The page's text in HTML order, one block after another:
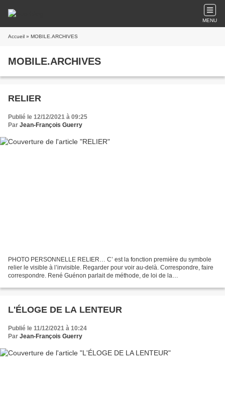
MENU
Accueil » MOBILE.ARCHIVES
MOBILE.ARCHIVES
RELIER
Publié le 12/12/2021 à 09:25
Par Jean-François Guerry
PHOTO PERSONNELLE RELIER… C’ est la fonction première du symbole
relier le visible à l’invisible. Regarder pour voir au-delà. Correspondre, faire
correspondre. René Guénon parlait de méthode, de loi de la
L'ÉLOGE DE LA LENTEUR
Publié le 11/12/2021 à 10:24
Par Jean-François Guerry